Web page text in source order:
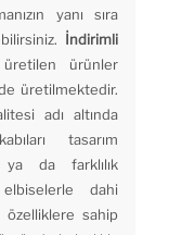
yanı sıra
İndirimli
ürünler
üretilmektedir.
adı altında
tasarım
da farklılık
dahi
özelliklere sahip